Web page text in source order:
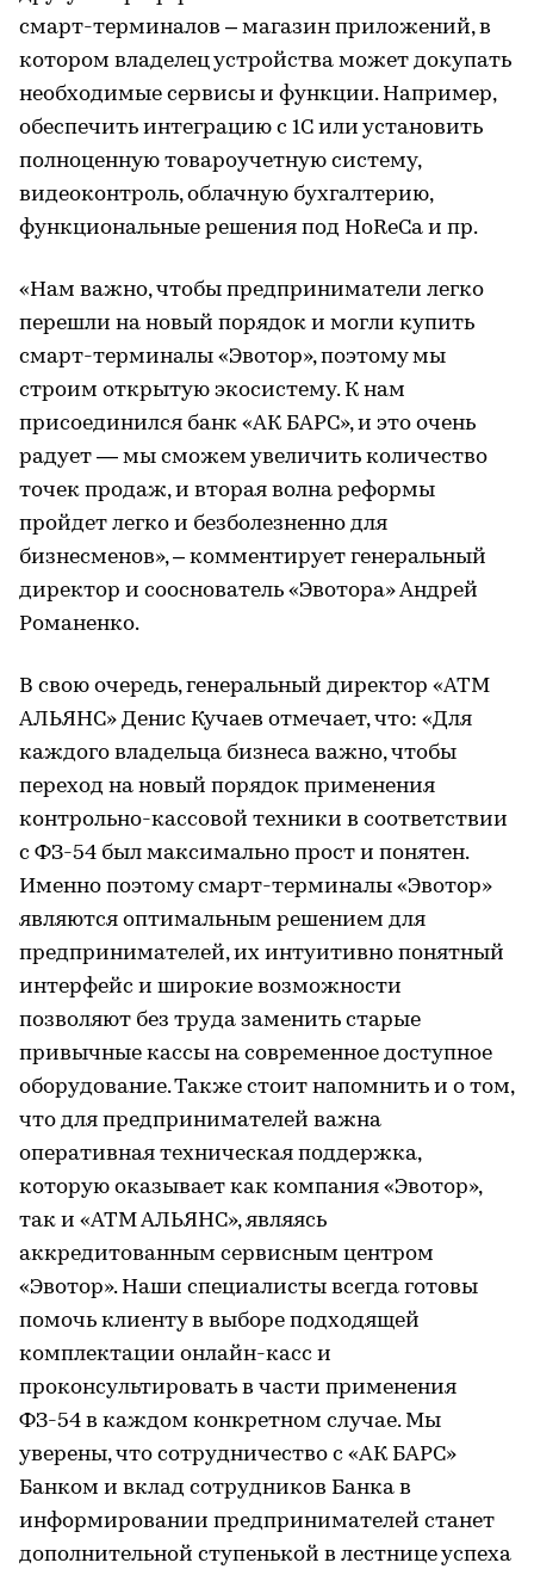
смарт-терминалов – магазин приложений, в
котором владелец устройства может докупать
необходимые сервисы и функции. Например,
обеспечить интеграцию с 1С или установить
полноценную товароучетную систему,
видеоконтроль, облачную бухгалтерию,
функциональные решения под HoReCa и пр.
«Нам важно, чтобы предприниматели легко
перешли на новый порядок и могли купить
смарт-терминалы «Эвотор», поэтому мы
строим открытую экосистему. К нам
присоединился банк «АК БАРС», и это очень
радует — мы сможем увеличить количество
точек продаж, и вторая волна реформы
пройдет легко и безболезненно для
бизнесменов», – комментирует генеральный
директор и сооснователь «Эвотора» Андрей
Романенко.
В свою очередь, генеральный директор «АТМ
АЛЬЯНС» Денис Кучаев отмечает, что: «Для
каждого владельца бизнеса важно, чтобы
переход на новый порядок применения
контрольно-кассовой техники в соответствии
с ФЗ-54 был максимально прост и понятен.
Именно поэтому смарт-терминалы «Эвотор»
являются оптимальным решением для
предпринимателей, их интуитивно понятный
интерфейс и широкие возможности
позволяют без труда заменить старые
привычные кассы на современное доступное
оборудование. Также стоит напомнить и о том,
что для предпринимателей важна
оперативная техническая поддержка,
которую оказывает как компания «Эвотор»,
так и «АТМ АЛЬЯНС», являясь
аккредитованным сервисным центром
«Эвотор». Наши специалисты всегда готовы
помочь клиенту в выборе подходящей
комплектации онлайн-касс и
проконсультировать в части применения
ФЗ-54 в каждом конкретном случае. Мы
уверены, что сотрудничество с «АК БАРС»
Банком и вклад сотрудников Банка в
информировании предпринимателей станет
дополнительной ступенькой в лестнице успеха